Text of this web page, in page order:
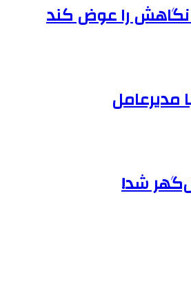
را عوض کند
مدیرعامل
شد!